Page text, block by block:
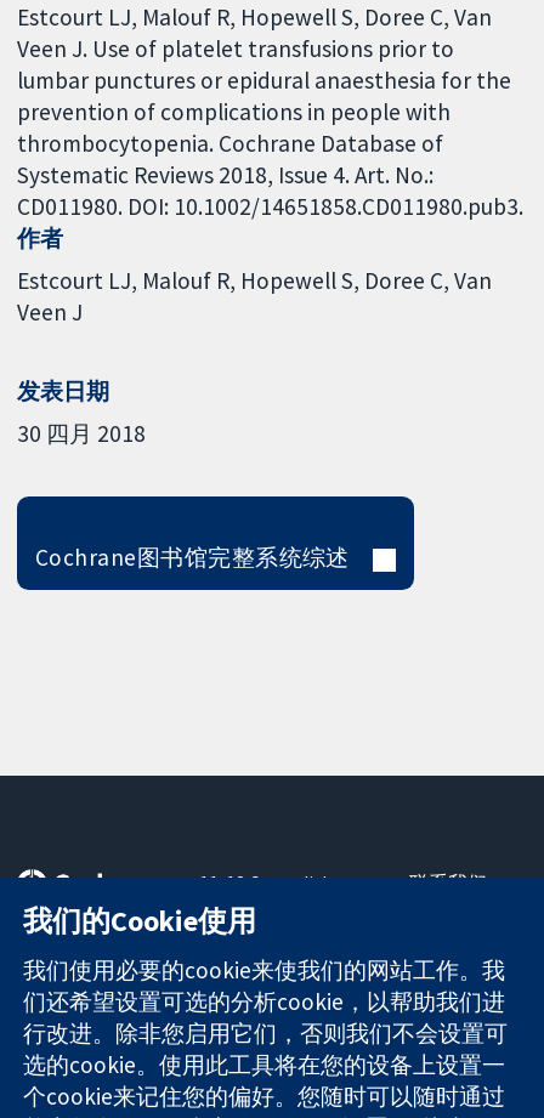
Estcourt LJ, Malouf R, Hopewell S, Doree C, Van
Veen J. Use of platelet transfusions prior to
lumbar punctures or epidural anaesthesia for the
prevention of complications in people with
thrombocytopenia. Cochrane Database of
Systematic Reviews 2018, Issue 4. Art. No.:
CD011980. DOI: 10.1002/14651858.CD011980.pub3.
作者
Estcourt LJ Malouf R Hopewell S Doree C Van
Veen J
发表日期
30 四月 2018
Cochrane图书馆完整系统综述
可信任的证据
知情决定
更完善的医疗健
康
11-13 Cavendish
Square
London
W1G 0AN
United Kingdom
联系我们
关于我们
工作机会
Cochrane
Library
我们的Cookie使用
我们使用必要的cookie来使我们的网站工作。我
们还希望设置可选的分析cookie，以帮助我们进
行改进。除非您启用它们，否则我们不会设置可
选的cookie。使用此工具将在您的设备上设置一
个cookie来记住您的偏好。您随时可以随时通过